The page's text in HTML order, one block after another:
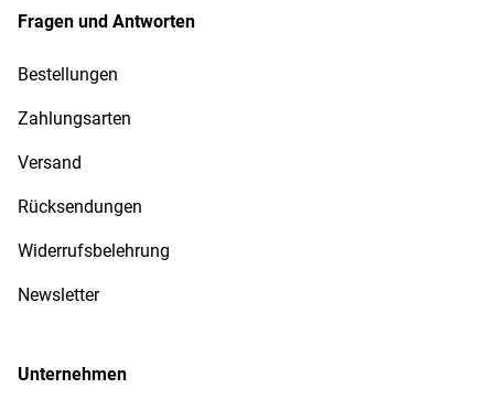
Fragen und Antworten
Bestellungen
Zahlungsarten
Versand
Rücksendungen
Widerrufsbelehrung
Newsletter
Unternehmen